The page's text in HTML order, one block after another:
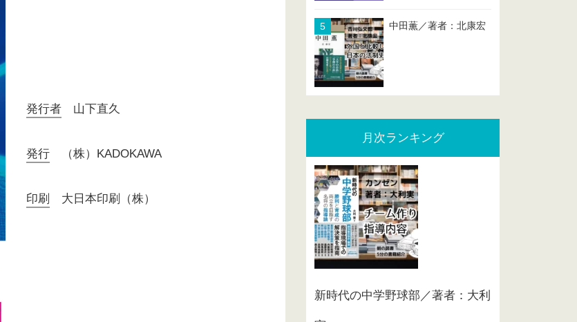
発行者山下直久
発行（株）KADOKAWA
印刷 大日本印刷（株）
中田薫／著者：北康宏
月次ランキング
新時代の中学野球部／著者：大利